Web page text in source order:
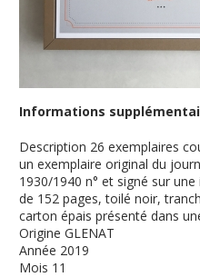
Informations
Description 26 exemplaires
un exemplaire original du
1930/1940 n° et signé sur
de 152 pages, toilé noir,
carton épais présenté dans
Origine GLENAT
Année 2019
Mois 11